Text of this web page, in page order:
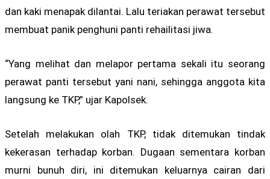
dan kaki menapak dilantai. Lalu teriakan perawat tersebut
membuat panik penghuni panti rehailitasi jiwa.
“Yang melihat dan melapor pertama sekali itu seorang
perawat panti tersebut yani nani, sehingga anggota kita
langsung ke TKP,” ujar Kapolsek.
Setelah melakukan olah TKP, tidak ditemukan tindak
kekerasan terhadap korban. Dugaan sementara korban
murni bunuh diri, ini ditemukan keluarnya cairan dari